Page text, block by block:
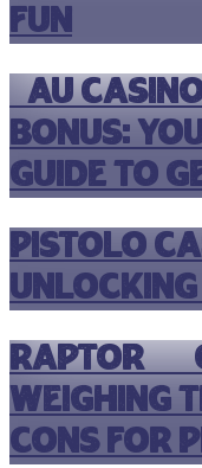
Fun
9AU
Bonus:
Guide to
Pistolo
Unlocking
Raptor 77
Weighing
Cons for